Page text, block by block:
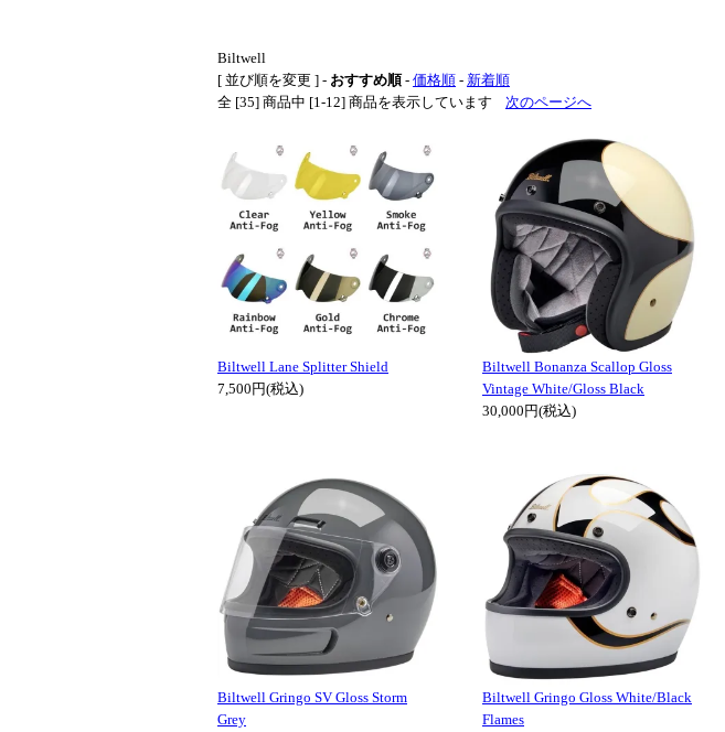
Biltwell
[ 並び順を変更 ] - おすすめ順- 価格順 - 新着順
全 [35] 商品中 [1-12] 商品を表示しています 次のページへ
Biltwell Lane Splitter Shield
7,500円(税込)
Biltwell Bonanza Scallop Gloss
Vintage White/Gloss Black
30,000円(税込)
Biltwell Gringo SV Gloss Storm
Grey
Biltwell Gringo Gloss White/Black
Flames